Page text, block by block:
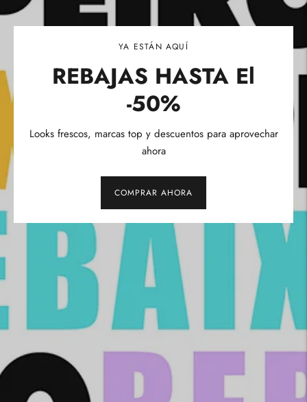
YA ESTÁN AQUÍ
REBAJAS HASTA El
-50%
Looks frescos, marcas top y descuentos para aprovechar
ahora
COMPRAR AHORA